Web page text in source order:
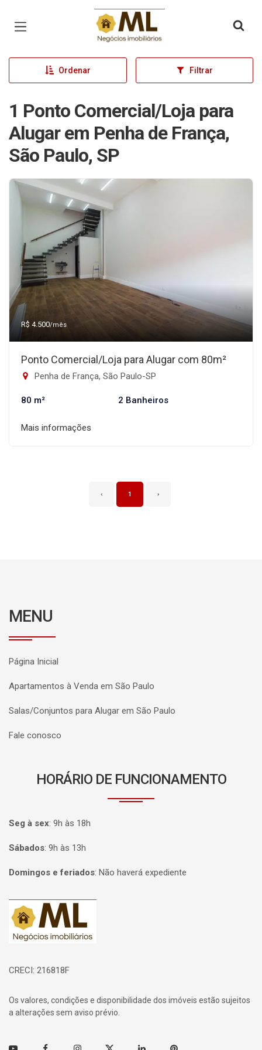
Página inicial
Ordenar Filtrar
1 Ponto Comercial/Loja para
Alugar em Penha de França,
São Paulo, SP
R$ 4.500/mês
Ponto Comercial/Loja para Alugar com 80m²
Penha de França, São Paulo-SP
80 m² 2 Banheiros
Mais informações
‹ 1 ›
MENU
Página Inicial
Apartamentos à Venda em São Paulo
Salas/Conjuntos para Alugar em São Paulo
Fale conosco
HORÁRIO DE FUNCIONAMENTO
Seg à sex: 9h às 18h
Sábados: 9h às 13h
Domingos e feriados: Não haverá expediente
Página inicial
CRECI: 216818F
Os valores, condições e disponibilidade dos imóveis estão sujeitos
a alterações sem aviso prévio.